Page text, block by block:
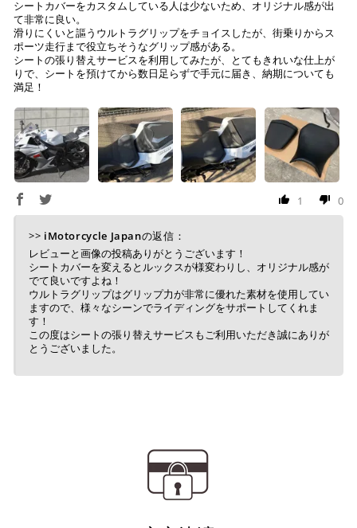
ご注文時に情報をお知らせ致しますので、指定の口座に
お振り込みください。
入金確認が取れ次第、商品を手配させて頂きます。
※ お支払期限はご注文日より7日以内とさせて頂いてお
せて頂きます。
※ 振込手数料はご負担ください。
シートカバーをカスタムしている人は少ないため、オリジナル感が出
て非常に良い。
滑りにくいと謳うウルトラグリップをチョイスしたが、街乗りからス
ポーツ走行まで役立ちそうなグリップ感がある。
シートの張り替えサービスを利用してみたが、とてもきれいな仕上が
りで、シートを預けてから数日足らずで手元に届き、納期についても
満足！
1 0
>> iMotorcycle Japanの返信：
レビューと画像の投稿ありがとうございます！
シートカバーを変えるとルックスが様変わりし、オリジナル感が
でて良いですよね！
ウルトラグリップはグリップ力が非常に優れた素材を使用してい
ますので、様々なシーンでライディングをサポートしてくれま
す！
この度はシートの張り替えサービスもご利用いただき誠にありが
とうございました。